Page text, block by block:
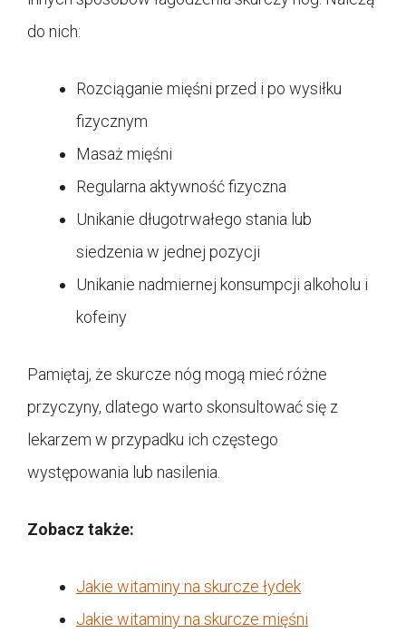
do nich:
Rozciąganie mięśni przed i po wysiłku
fizycznym
Masaż mięśni
Regularna aktywność fizyczna
Unikanie długotrwałego stania lub
siedzenia w jednej pozycji
Unikanie nadmiernej konsumpcji alkoholu i
kofeiny
Pamiętaj, że skurcze nóg mogą mieć różne
przyczyny, dlatego warto skonsultować się z
lekarzem w przypadku ich częstego
występowania lub nasilenia.
Zobacz także:
Jakie witaminy na skurcze łydek
Jakie witaminy na skurcze mięśni